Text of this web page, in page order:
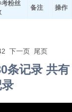
考粉丝
备注 操作
下一页 尾页
条记录 共有